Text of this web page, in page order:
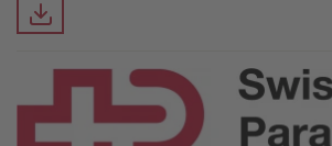
Downloads
Download Item